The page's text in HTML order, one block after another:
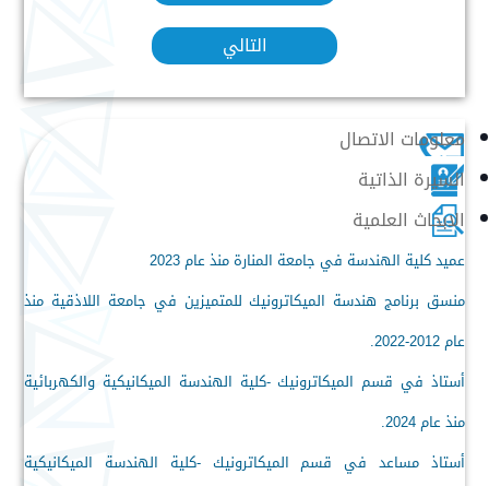
التالي
معلومات الاتصال
السيرة الذاتية
الابحاث العلمية
عميد كلية الهندسة في جامعة المنارة منذ عام 2023
منسق برنامج هندسة الميكاترونيك للمتميزين في جامعة اللاذقية منذ
عام 2012-2022.
أستاذ في قسم الميكاترونيك -كلية الهندسة الميكانيكية والكهربائية
منذ عام 2024.
أستاذ مساعد في قسم الميكاترونيك -كلية الهندسة الميكانيكية